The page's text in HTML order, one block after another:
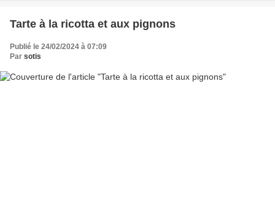
Tarte à la ricotta et aux pignons
Publié le 24/02/2024 à 07:09
Par sotis